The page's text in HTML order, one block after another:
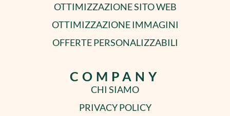
OTTIMIZZAZIONE SITO WEB
OTTIMIZZAZIONE IMMAGINI
OFFERTE PERSONALIZZABILI
COMPANY
CHI SIAMO
PRIVACY POLICY